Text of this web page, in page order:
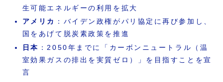
生可能エネルギーの利用を拡大
アメリカ
：バイデン政権がパリ協定に再び参加し、
国をあげて脱炭素政策を推進
日本 ：2050年までに「カーボンニュートラル（温
室効果ガスの排出を実質ゼロ）」を目指すことを宣
言